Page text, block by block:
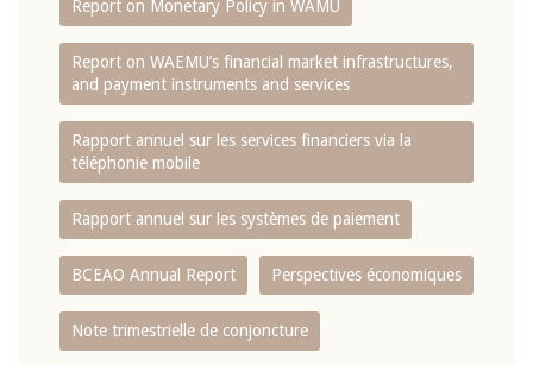
Report on Monetary Policy in WAMU
Report on WAEMU’s financial market infrastructures,
and payment instruments and services
Rapport annuel sur les services financiers via la
téléphonie mobile
Rapport annuel sur les systèmes de paiement
BCEAO Annual Report Perspectives économiques
Note trimestrielle de conjoncture